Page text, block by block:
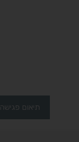
תיאום פגישה